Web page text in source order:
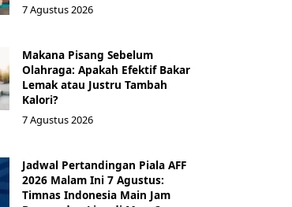
7 Agustus 2026
Makana Pisang Sebelum
Olahraga: Apakah Efektif Bakar
Lemak atau Justru Tambah
Kalori?
7 Agustus 2026
Jadwal Pertandingan Piala AFF
2026 Malam Ini 7 Agustus:
Timnas Indonesia Main Jam